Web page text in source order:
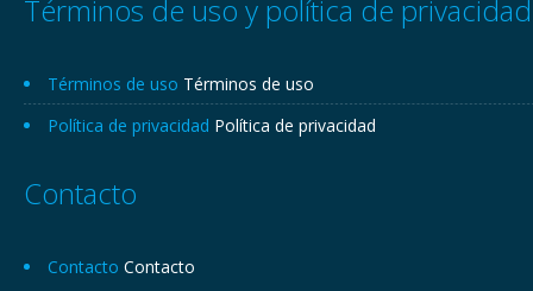
Términos de uso y política de privacidad
Términos de uso Términos de uso
Política de privacidad Política de privacidad
Contacto
Contacto Contacto